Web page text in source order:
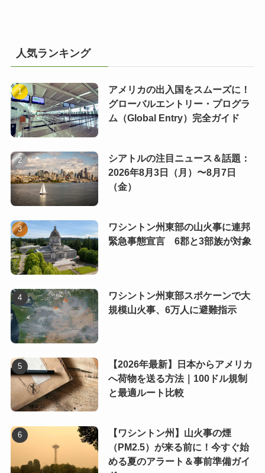
人気ランキング
アメリカの出入国をスムーズに！
グローバルエントリー・プログラ
ム（Global Entry）完全ガイド
シアトルの注目ニュース＆話題：
2026年8月3日（月）〜8月7日
（金）
ワシントン州東部の山火事に連邦
緊急事態宣言 6郡と3部族が対象
ワシントン州東部スポケーンで大
規模山火事、6万人に避難指示
【2026年最新】日本からアメリカ
へ荷物を送る方法｜100ドル規制
と最適ルート比較
【ワシントン州】山火事の煙
（PM2.5）が来る前に！今すぐ始
める夏のアラート＆事前準備ガイ